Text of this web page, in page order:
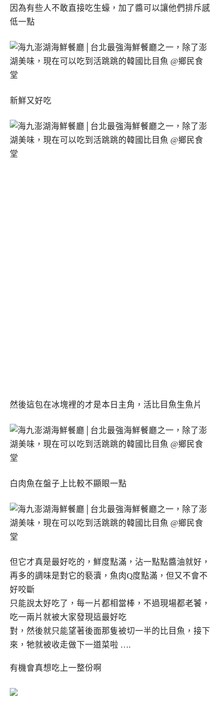
因為有些人不敢直接吃生蠔，加了醬可以讓他們排斥感
低一點
新鮮又好吃
然後這包在冰塊裡的才是本日主角，活比目魚生魚片
白肉魚在盤子上比較不顯眼一點
但它才真是最好吃的，鮮度點滿，沾一點點醬油就好，
再多的調味是對它的褻瀆，魚肉Q度點滿，但又不會不
好咬斷
只能說太好吃了，每一片都相當棒，不過現場都老饕，
吃一兩片就被大家發現這最好吃
對，然後就只能望著後面那隻被切一半的比目魚，接下
來，牠就被收走做下一道菜啦 ….
有機會真想吃上一整份啊